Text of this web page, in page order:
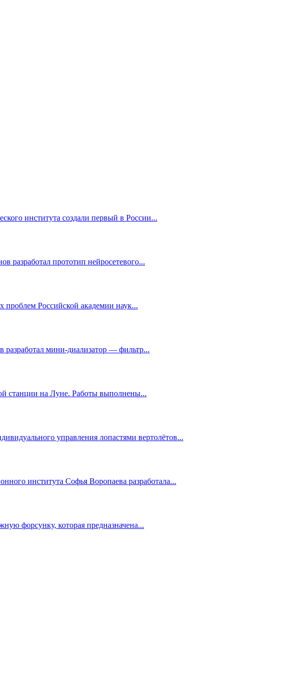
института создали первый в России...
разработал прототип нейросетевого...
проблем Российской академии наук...
мини-диализатор — фильтр...
станции на Луне. Работы выполнены...
управления лопастями вертолётов...
института Софья Воропаева разработала...
форсунку, которая предназначена...